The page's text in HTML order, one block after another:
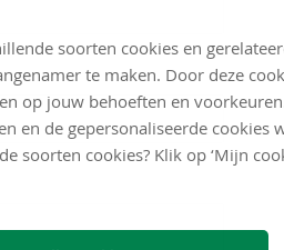
soorten cookies en
te maken. Door deze
op jouw behoeften en
en de gepersonaliseerde cookies
soorten cookies? Klik op ‘Mijn